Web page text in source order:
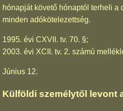
hónapját követő hónaptól terheli a
minden adókötelezettség.
1995. évi CXVII. tv. 70. §;
2003. évi XCII. tv. 2. számú
Június 12.
Külföldi személytől levont